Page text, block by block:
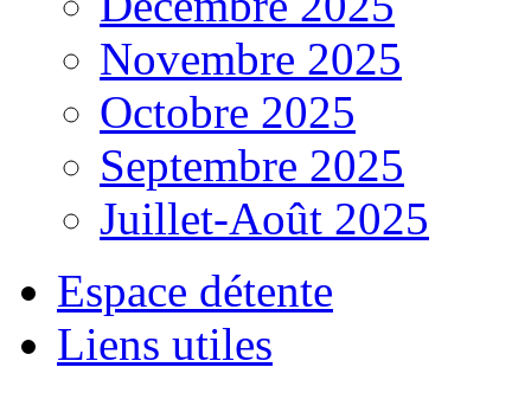
Novembre 2025
Octobre 2025
Septembre 2025
Juillet-Août 2025
Espace détente
Liens utiles